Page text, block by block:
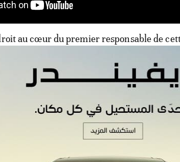
au cœur du premier responsable de
loin de Bamako. Le choix de
de la Semaine du sport citoyen veut
cohésion sociale et à montrer aux